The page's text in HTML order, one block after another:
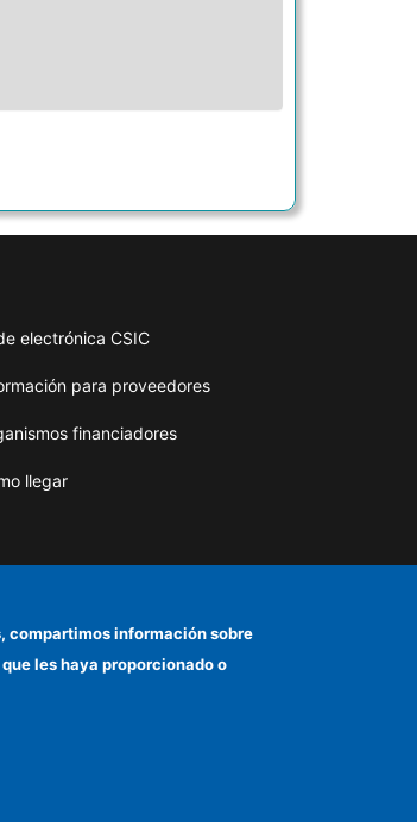
electrónica CSIC
para proveedores
financiadores
llegar
compartimos información sobre
les haya proporcionado o